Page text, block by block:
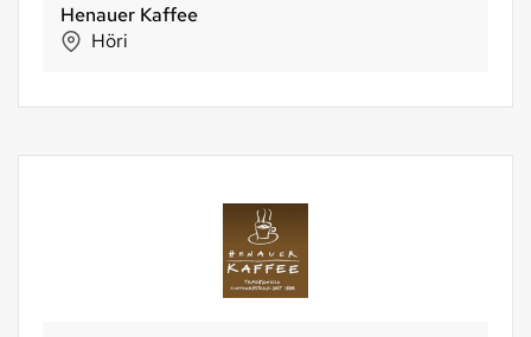
Henauer Kaffee
Höri